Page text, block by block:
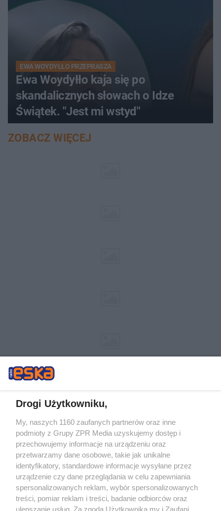
EWA WOYDYŁŁO PRZEPRASZA
Ewa Woydyłło kaja się po
skandalicznych słowach o Idze
Świątek. "Jest mi wstyd"
ZOBACZ WIĘCEJ
Żaden utwór zamieszczony w serwisie nie może być powielany i
rozpowszechniany lub dalej rozpowszechniany w jakikolwiek sposób (w
tym także elektroniczny lub mechaniczny) na jakimkolwiek polu
eksploatacji w jakiejkolwiek formie, włącznie z umieszczaniem w Internecie
bez pisemnej zgody właściciela praw. Jakiekolwiek użycie lub
wykorzystanie utworów w całości lub w części z naruszeniem prawa, tzn.
bez właściwej zgody, jest zabronione pod groźbą kary i może być ścigane
prawnie.
Drogi Użytkowniku,
My, naszych 1160 zaufanych partnerów oraz inne
podmioty z Grupy ZPR Media uzyskujemy dostęp i
przechowujemy informacje na urządzeniu oraz
przetwarzamy dane osobowe, takie jak unikalne
identyfikatory, standardowe informacje wysyłane przez
urządzenie czy dane przeglądania w celu zapewniania
spersonalizowanych reklam, wybór spersonalizowanych
treści, pomiar reklam i treści, badanie odbiorców oraz
ulepszanie usług. Za zgodą Użytkownika my i Zaufani